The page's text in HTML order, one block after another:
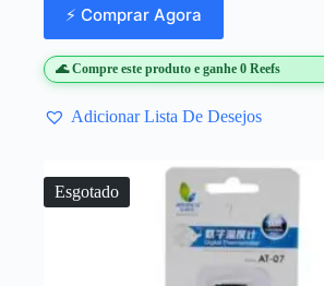
⚡ Comprar Agora
🌊 Compre este produto e ganhe 0 Reefs
Adicionar Lista De Desejos
Esgotado